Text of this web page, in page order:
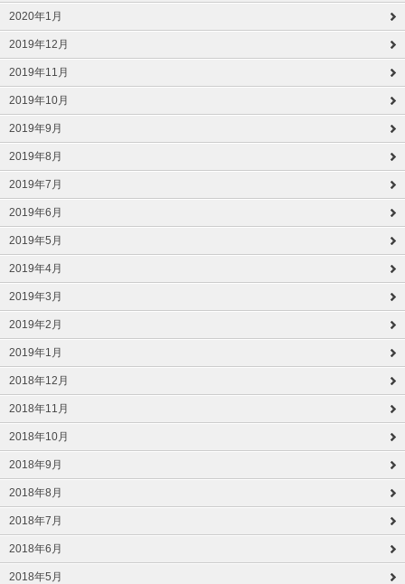
2020年1月
2019年12月
2019年11月
2019年10月
2019年9月
2019年8月
2019年7月
2019年6月
2019年5月
2019年4月
2019年3月
2019年2月
2019年1月
2018年12月
2018年11月
2018年10月
2018年9月
2018年8月
2018年7月
2018年6月
2018年5月